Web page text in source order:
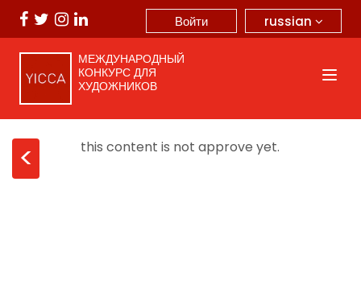
russian
Войти
МЕЖДУНАРОДНЫЙ
КОНКУРС ДЛЯ
ХУДОЖНИКОВ
< this content is not approve yet.